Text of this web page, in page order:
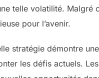
telle volatilité. Malgré
pour l’avenir.
stratégie démontre
les défis actuels.